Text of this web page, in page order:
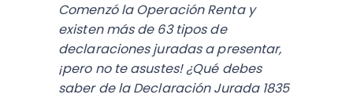
Comenzó la Operación Renta y
existen más de 63 tipos de
declaraciones juradas a presentar,
¡pero no te asustes! ¿Qué debes
saber de la Declaración Jurada 1835